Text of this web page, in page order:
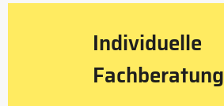
Individuelle
Fachberatung